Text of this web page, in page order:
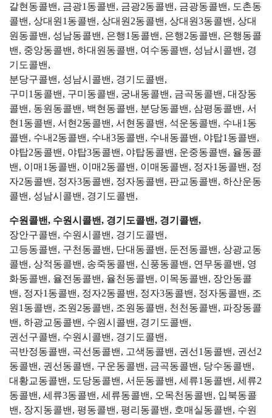
갈현동콜밴, 금광1동콜밴, 금광2동콜밴, 금광동콜밴, 도촌동
콜밴, 상대원1동콜밴, 상대원2동콜밴, 상대원3동콜밴, 상대
원동콜밴, 성남동콜밴, 은행1동콜밴, 은행2동콜밴, 은행동콜
밴, 중앙동콜밴, 하대원동콜밴, 여수동콜밴, 성남시콜밴, 경
기도콜밴,
분당구콜밴, 성남시콜밴, 경기도콜밴,
구미1동콜밴, 구미동콜밴, 궁내동콜밴, 금곡동콜밴, 대장동
콜밴, 동원동콜밴, 백현동콜밴, 분당동콜밴, 삼평동콜밴, 서
현1동콜밴, 서현2동콜밴, 서현동콜밴, 석운동콜밴, 수내1동
콜밴, 수내2동콜밴, 수내3동콜밴, 수내동콜밴, 야탑1동콜밴,
야탑2동콜밴, 야탑3동콜밴, 야탑동콜밴, 운중동콜밴, 율동콜
밴, 이매1동콜밴, 이매2동콜밴, 이매동콜밴, 정자1동콜밴, 정
자2동콜밴, 정자3동콜밴, 정자동콜밴, 판교동콜밴, 하산운동
콜밴, 성남시콜밴, 경기도콜밴,
수원콜밴, 수원시콜밴, 경기도콜밴, 경기콜밴,
장안구콜밴, 수원시콜밴, 경기도콜밴,
고등동콜밴, 구천동콜밴, 단대동콜밴, 둔전동콜밴, 상광교동
콜밴, 상적동콜밴, 송죽동콜밴, 신풍동콜밴, 연무동콜밴, 영
화동콜밴, 율전동콜밴, 율천동콜밴, 이목동콜밴, 장안동콜
밴, 정자1동콜밴, 정자2동콜밴, 정자3동콜밴, 정자동콜밴, 조
원1동콜밴, 조원2동콜밴, 조원동콜밴, 천천동콜밴, 파장동콜
밴, 하광교동콜밴, 수원시콜밴, 경기도콜밴,
권선구콜밴, 수원시콜밴, 경기도콜밴,
곡반정동콜밴, 곡선동콜밴, 고색동콜밴, 권선1동콜밴, 권선2
동콜밴, 권선동콜밴, 구운동콜밴, 금곡동콜밴, 당수동콜밴,
대황교동콜밴, 도당동콜밴, 서둔동콜밴, 세류1동콜밴, 세류2
동콜밴, 세류3동콜밴, 세류동콜밴, 오목천동콜밴, 입북동콜
밴, 장지동콜밴, 평동콜밴, 평리동콜밴, 호매실동콜밴, 수원